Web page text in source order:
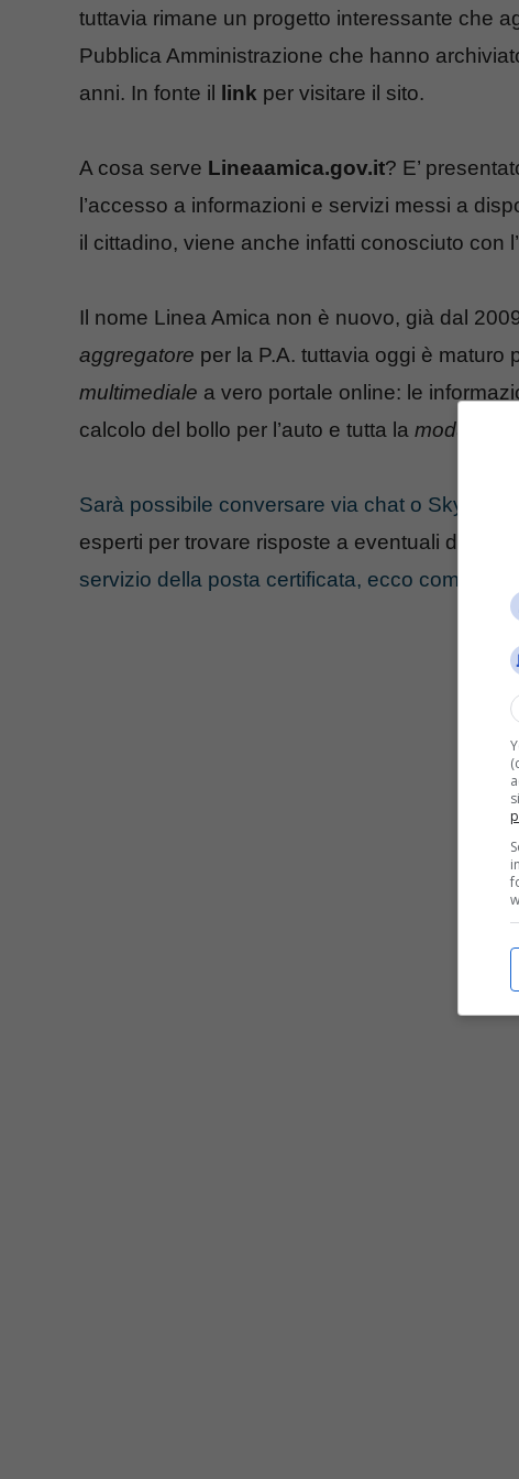
tuttavia rimane un progetto interessante che
Pubblica Amministrazione che hanno
anni. In fonte il
link per visitare il sito.
A cosa serve Lineaamica.gov.it? E’
l’accesso a informazioni e servizi messi a
il cittadino, viene anche infatti conosciuto con
Il nome Linea Amica non è nuovo, già dal
aggregatore per la P.A. tuttavia oggi è maturo
multimediale a vero portale online: le
calcolo del bollo per l’auto e tutta la modulistica
Sarà possibile conversare via chat o Skype
esperti per trovare risposte a eventuali dubbi.
servizio della posta certificata, ecco come